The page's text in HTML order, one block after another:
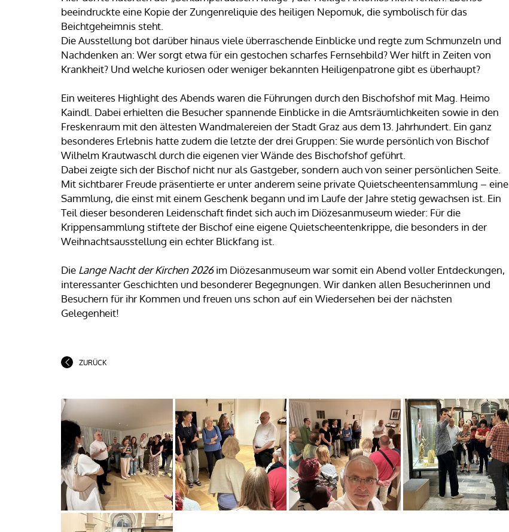
beeindruckte eine Kopie der Zungenreliquie des heiligen Nepomuk, die symbolisch für das
Beichtgeheimnis steht.
Die Ausstellung bot darüber hinaus viele überraschende Einblicke und regte zum Schmunzeln und
Nachdenken an: Wer sorgt etwa für ein gestochen scharfes Fernsehbild? Wer hilft in Zeiten von
Krankheit? Und welche kuriosen oder weniger bekannten Heiligenpatrone gibt es überhaupt?
Ein weiteres Highlight des Abends waren die Führungen durch den Bischofshof mit Mag. Heimo
Kaindl. Dabei erhielten die Besucher spannende Einblicke in die Amtsräumlichkeiten sowie in den
Freskenraum mit den ältesten Wandmalereien der Stadt Graz aus dem 13. Jahrhundert. Ein ganz
besonderes Erlebnis hatte zudem die letzte der drei Gruppen: Sie wurde persönlich von Bischof
Wilhelm Krautwaschl durch die eigenen vier Wände des Bischofshof geführt.
Dabei zeigte sich der Bischof nicht nur als Gastgeber, sondern auch von seiner persönlichen Seite.
Mit sichtbarer Freude präsentierte er unter anderem seine private Quietscheentensammlung – eine
Sammlung, die einst mit einem Geschenk begann und im Laufe der Jahre stetig gewachsen ist. Ein
Teil dieser besonderen Leidenschaft findet sich auch im Diözesanmuseum wieder: Für die
Krippensammlung stiftete der Bischof eine eigene Quietscheentenkrippe, die besonders in der
Weihnachtsausstellung ein echter Blickfang ist.
Die Lange Nacht der Kirchen 2026im Diözesanmuseum war somit ein Abend voller Entdeckungen,
interessanter Geschichten und besonderer Begegnungen. Wir danken allen Besucherinnen und
Besuchern für ihr Kommen und freuen uns schon auf ein Wiedersehen bei der nächsten
Gelegenheit!
ZURÜCK